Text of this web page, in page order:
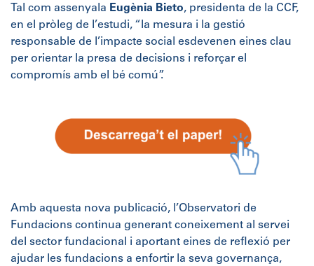
Tal com assenyala Eugènia Bieto, presidenta de la CCF,
en el pròleg de l’estudi, “la mesura i la gestió
responsable de l’impacte social esdevenen eines clau
per orientar la presa de decisions i reforçar el
compromís amb el bé comú”.
Amb aquesta nova publicació, l’Observatori de
Fundacions continua generant coneixement al servei
del sector fundacional i aportant eines de reflexió per
ajudar les fundacions a enfortir la seva governança,